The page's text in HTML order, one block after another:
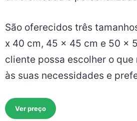
São oferecidos três
x 40 cm, 45 x 45 cm e 50 x
cliente possa escolher o que
às suas necessidades e
Ver preço